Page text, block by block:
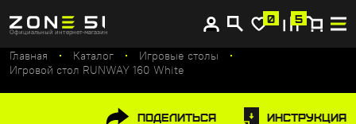
Официальный интернет-магазин
0 5
Купите сейчас, платите потом
Главная Каталог
Игровые столы
Игровой стол RUNWAY 160 White
Поделиться Инструкция